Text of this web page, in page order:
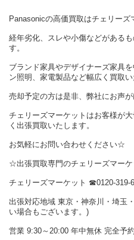
Panasonicの高価買取はチェリーズ
経年劣化、スレや小傷などがある
す。
ブランド家具やデザイナーズ家具
ン照明、家電製品など幅広く買取い
売却予定の方は是非、弊社にお声が
チェリーズマーケットはお客様が
く出張買取いたします。
お気軽にお問い合わせください☆
☆出張買取専門のチェリーズマー
チェリーズマーケット ☎︎0120-319-
出張対応地域 東京・神奈川・埼玉
い場合もございます。)
営業 9:30～20:00 年中無休 完全予